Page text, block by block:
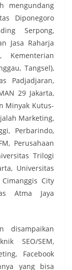
mengundang
Diponegoro
Serpong,
Jasa Raharja
Kementerian
Tangsel),
Padjadjaran,
29 Jakarta,
Minyak Kutus-
Marketing,
Perbarindo,
Perusahaan
Trilogi
Universitas
City
Atma Jaya
disampaikan
SEO/SEM,
Facebook
yang bisa